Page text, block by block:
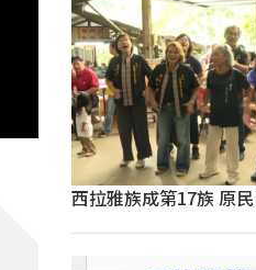
西拉雅族成第17族 原